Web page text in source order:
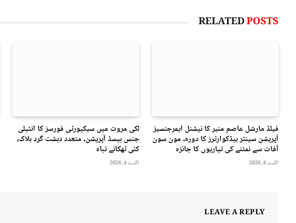
RELATEDPOSTS
فیلڈ مارشل عاصم منیر کا نیشنل ایمرجنسیز
آپریشن سینٹر ہیڈکوارٹرز کا دورہ، مون سون
آفات سے نمٹنے کی تیاریوں کا جائزہ
اگست 4, 2026
لکی مروت میں سیکیورٹی فورسز کا انٹیلی
جنس بیسڈ آپریشن، متعدد دہشت گرد ہلاک،
کئی ٹھکانے تباہ
اگست 4, 2026
LEAVE A REPLY